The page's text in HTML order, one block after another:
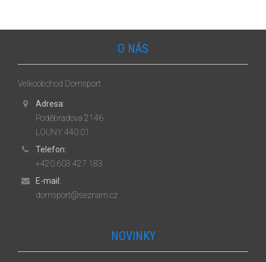
O NÁS
Velkoobchod Dornsport
Adresa:
Poděbradova 2146
LOUNY 440 01
Telefon:
+420 603 427 183
E-mail:
dornsport@seznam.cz
NOVINKY